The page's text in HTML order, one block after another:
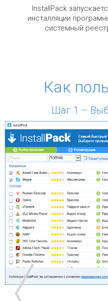
InstallPack
инсталляции
системный
Как
Шаг 1 –